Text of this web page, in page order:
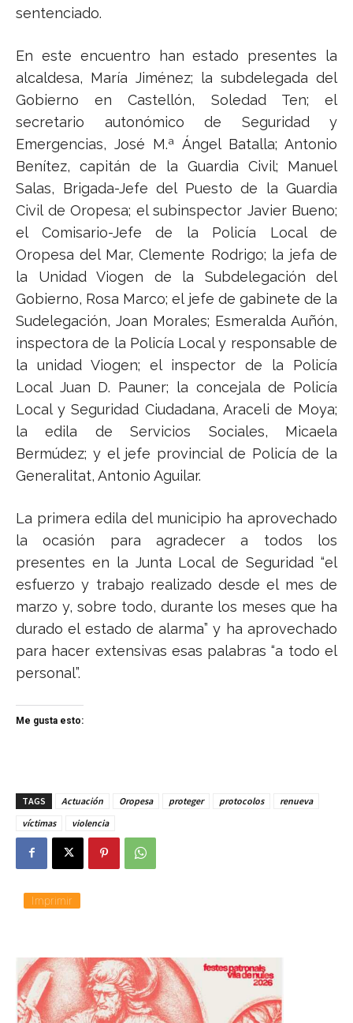
sentenciado.
En este encuentro han estado presentes la
alcaldesa, María Jiménez; la subdelegada del
Gobierno en Castellón, Soledad Ten; el
secretario autonómico de Seguridad y
Emergencias, José M.ª Ángel Batalla; Antonio
Benítez, capitán de la Guardia Civil; Manuel
Salas, Brigada-Jefe del Puesto de la Guardia
Civil de Oropesa; el subinspector Javier Bueno;
el Comisario-Jefe de la Policía Local de
Oropesa del Mar, Clemente Rodrigo; la jefa de
la Unidad Viogen de la Subdelegación del
Gobierno, Rosa Marco; el jefe de gabinete de la
Sudelegación, Joan Morales; Esmeralda Auñón,
inspectora de la Policía Local y responsable de
la unidad Viogen; el inspector de la Policía
Local Juan D. Pauner; la concejala de Policía
Local y Seguridad Ciudadana, Araceli de Moya;
la edila de Servicios Sociales, Micaela
Bermúdez; y el jefe provincial de Policía de la
Generalitat, Antonio Aguilar.
La primera edila del municipio ha aprovechado
la ocasión para agradecer a todos los
presentes en la Junta Local de Seguridad “el
esfuerzo y trabajo realizado desde el mes de
marzo y, sobre todo, durante los meses que ha
durado el estado de alarma” y ha aprovechado
para hacer extensivas esas palabras “a todo el
personal”.
Me gusta esto:
TAGS Actuación Oropesa proteger protocolos
renueva
víctimas
violencia
Imprimir